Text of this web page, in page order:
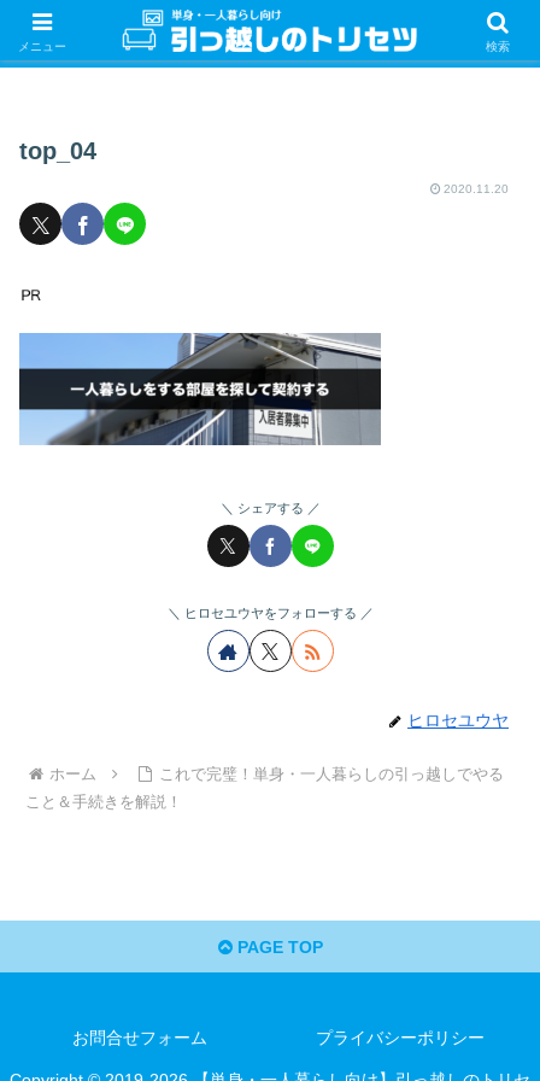
単身・一人暮らしの引っ越しをするときの手続き・やることを紹介！サクッと
引っ越しをしましょう♪
top_04
2020.11.20
シェアする
ヒロセユウヤをフォローする
ヒロセユウヤ
ホーム
これで完璧！単身・一人暮らしの引っ越しでやる
こと＆手続きを解説！
PAGE TOP
お問合せフォーム プライバシーポリシー
メニュー 検索